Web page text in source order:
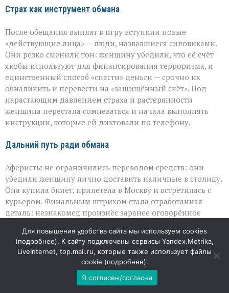
Страх как инструмент обмана
После обещания выплат в игру вступили новые
«действующие лица» — люди, назвавшиеся силовиками.
Они резко сменили тон: женщину убедили, что её счёт
якобы используют для финансирования терроризма, и
единственный способ «спасти» деньги — срочно их
обналичить и перевести на «защищённый счёт». Под
нарастающим давлением страха и растерянности
женщина перестала сомневаться и начала выполнять
инструкции, которые ей диктовали по телефону.
Дальний путь ради обмана
Аферисты не ограничились переводом средств: они
убедили женщину лично доставить наличные в столицу.
Она купила билет, прилетела в Москву и встретилась с
курьером. Финальным штрихом стала отработанная
деталь: незнакомец произнёс заранее оговорённое
женщина отдала сумку с деньгами. В тот момент она
искренне верила, что поступает правильно и спасает
свои сбережения.
Последствия и реакция властей
Для повышения удобства сайта мы используем cookies
(подробнее). К сайту подключены сервисы Yandex.Metrika,
LiveInternet, top.mail.ru, которые также использует файлы
cookie (подробнее).
Я согласен/согласна